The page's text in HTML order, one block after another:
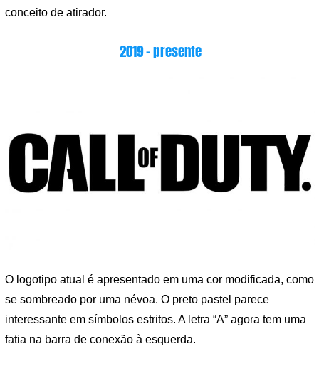
conceito de atirador.
2019 – presente
O logotipo atual é apresentado em uma cor modificada, como
se sombreado por uma névoa. O preto pastel parece
interessante em símbolos estritos. A letra “A” agora tem uma
fatia na barra de conexão à esquerda.